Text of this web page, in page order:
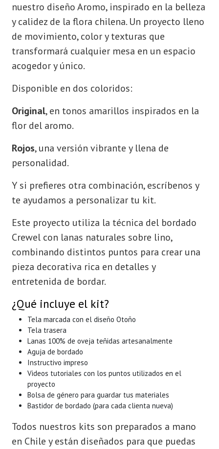
nuestro diseño Aromo, inspirado en la belleza
y calidez de la flora chilena. Un proyecto lleno
de movimiento, color y texturas que
transformará cualquier mesa en un espacio
acogedor y único.
Disponible en dos coloridos:
Original, en tonos amarillos inspirados en la
flor del aromo.
Rojos, una versión vibrante y llena de
personalidad.
Y si prefieres otra combinación, escríbenos y
te ayudamos a personalizar tu kit.
Este proyecto utiliza la técnica del bordado
Crewel con lanas naturales sobre lino,
combinando distintos puntos para crear una
pieza decorativa rica en detalles y
entretenida de bordar.
¿Qué incluye el kit?
Tela marcada con el diseño Otoño
Tela trasera
Lanas 100% de oveja teñidas artesanalmente
Aguja de bordado
Instructivo impreso
Videos tutoriales con los puntos utilizados en el
proyecto
Bolsa de género para guardar tus materiales
Bastidor de bordado (para cada clienta nueva)
Todos nuestros kits son preparados a mano
en Chile y están diseñados para que puedas